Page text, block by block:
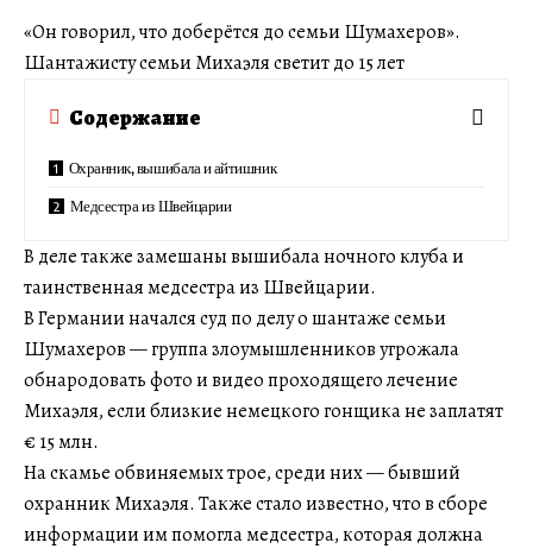
«Он говорил, что доберётся до семьи Шумахеров».
Шантажисту семьи Михаэля светит до 15 лет
Содержание
Охранник, вышибала и айтишник
Медсестра из Швейцарии
В деле также замешаны вышибала ночного клуба и
таинственная медсестра из Швейцарии.
В Германии начался суд по делу о шантаже семьи
Шумахеров — группа злоумышленников угрожала
обнародовать фото и видео проходящего лечение
Михаэля, если близкие немецкого гонщика не заплатят
€ 15 млн.
На скамье обвиняемых трое, среди них — бывший
охранник Михаэля. Также стало известно, что в сборе
информации им помогла медсестра, которая должна